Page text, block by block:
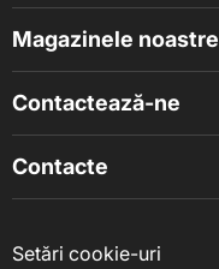
Magazinele noastre
Contactează-ne
Contacte
Setări cookie-uri